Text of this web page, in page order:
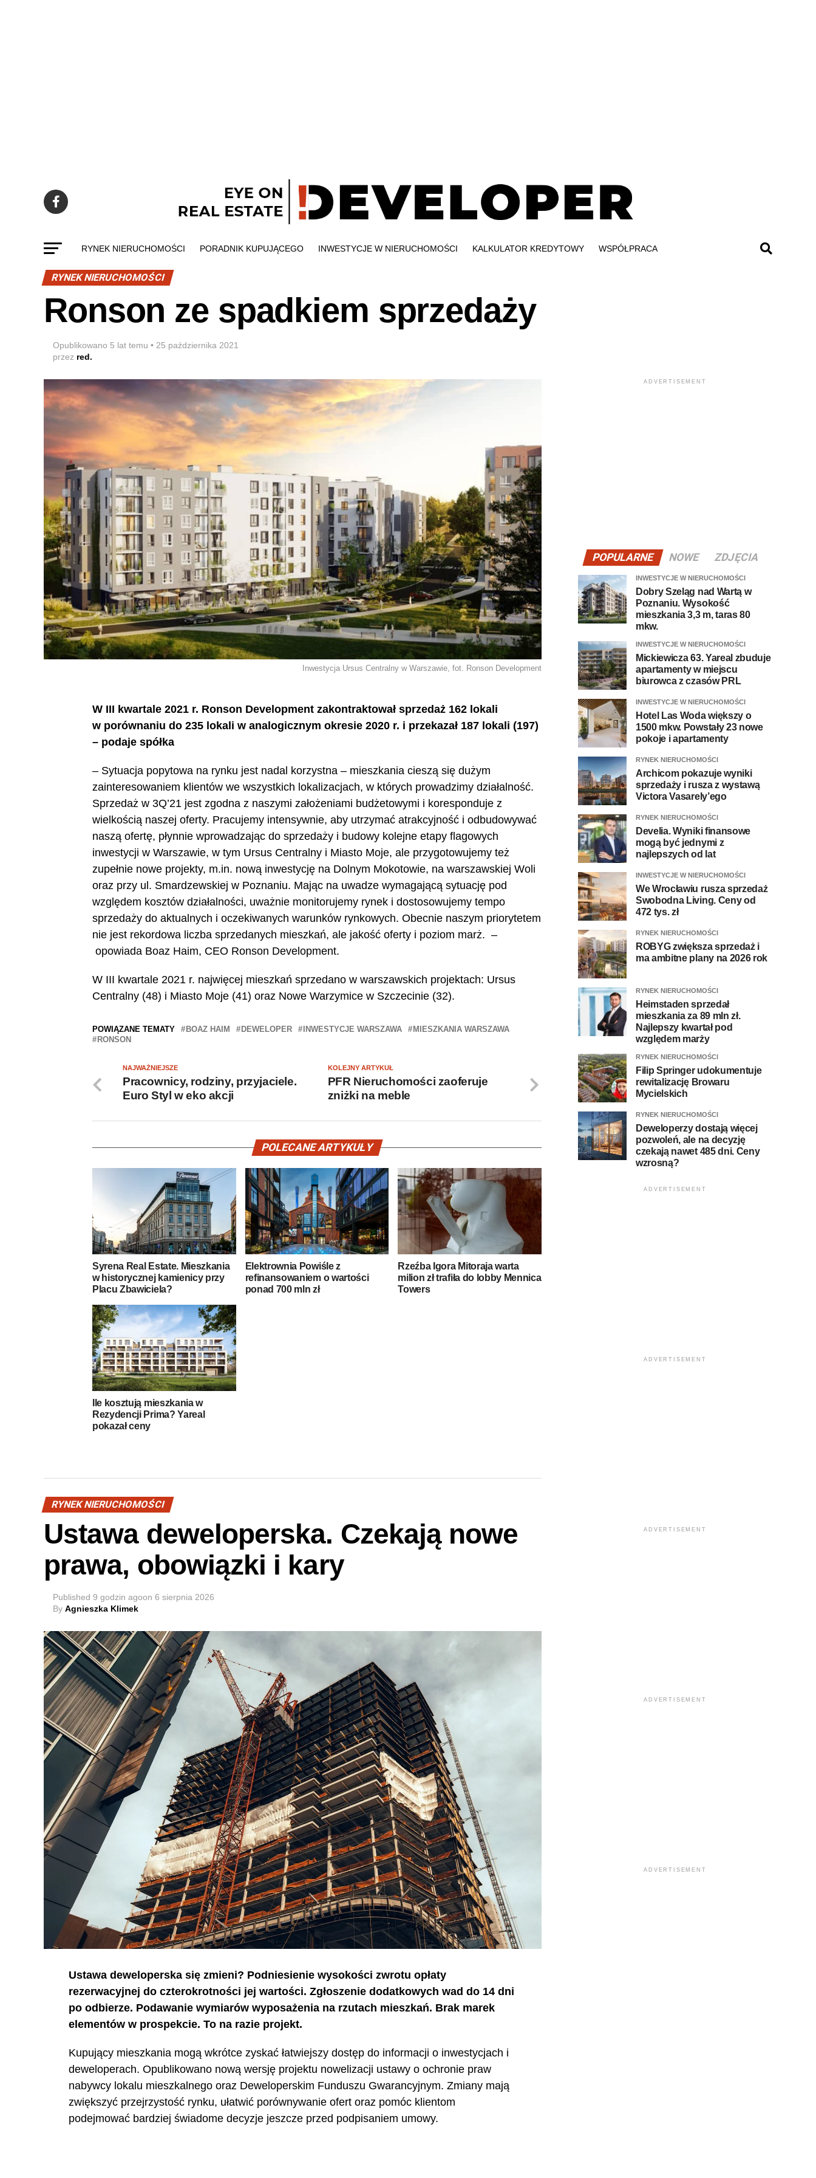
RYNEK NIERUCHOMOŚCI PORADNIK KUPUJĄCEGO INWESTYCJE W NIERUCHOMOŚCI KALKULATOR KREDYTOWY WSPÓŁPRACA
RYNEK NIERUCHOMOŚCI
Ronson ze spadkiem sprzedaży
Opublikowano 5 lat temu • 25 października 2021
przez red.
Inwestycja Ursus Centralny w Warszawie, fot. Ronson Development
W III kwartale 2021 r. Ronson Development zakontraktował sprzedaż 162 lokali
w porównaniu do 235 lokali w analogicznym okresie 2020 r. i przekazał 187 lokali (197)
– podaje spółka
– Sytuacja popytowa na rynku jest nadal korzystna – mieszkania cieszą się dużym
zainteresowaniem klientów we wszystkich lokalizacjach, w których prowadzimy działalność.
Sprzedaż w 3Q’21 jest zgodna z naszymi założeniami budżetowymi i koresponduje z
wielkością naszej oferty. Pracujemy intensywnie, aby utrzymać atrakcyjność i odbudowywać
naszą ofertę, płynnie wprowadzając do sprzedaży i budowy kolejne etapy flagowych
inwestycji w Warszawie, w tym Ursus Centralny i Miasto Moje, ale przygotowujemy też
zupełnie nowe projekty, m.in. nową inwestycję na Dolnym Mokotowie, na warszawskiej Woli
oraz przy ul. Smardzewskiej w Poznaniu. Mając na uwadze wymagającą sytuację pod
względem kosztów działalności, uważnie monitorujemy rynek i dostosowujemy tempo
sprzedaży do aktualnych i oczekiwanych warunków rynkowych. Obecnie naszym priorytetem
nie jest rekordowa liczba sprzedanych mieszkań, ale jakość oferty i poziom marż. –
opowiada Boaz Haim, CEO Ronson Development.
W III kwartale 2021 r. najwięcej mieszkań sprzedano w warszawskich projektach: Ursus
Centralny (48) i Miasto Moje (41) oraz Nowe Warzymice w Szczecinie (32).
POWIĄZANE TEMATY BOAZ HAIM DEWELOPER INWESTYCJE WARSZAWA
MIESZKANIA WARSZAWA
RONSON
KOLEJNY ARTYKUŁ
PFR Nieruchomości zaoferuje
zniżki na meble
NAJWAŻNIEJSZE
Pracownicy, rodziny, przyjaciele.
Euro Styl w eko akcji
POLECANE ARTYKUŁY
Syrena Real Estate. Mieszkania
w historycznej kamienicy przy
Placu Zbawiciela?
Elektrownia Powiśle z
refinansowaniem o wartości
ponad 700 mln zł
Rzeźba Igora Mitoraja warta
milion zł trafiła do lobby Mennica
Towers
Ile kosztują mieszkania w
Rezydencji Prima? Yareal
pokazał ceny
RYNEK NIERUCHOMOŚCI
Ustawa deweloperska. Czekają nowe
prawa, obowiązki i kary
Published 9 godzin agoon 6 sierpnia 2026
By Agnieszka Klimek
Ustawa deweloperska się zmieni? Podniesienie wysokości zwrotu opłaty
rezerwacyjnej do czterokrotności jej wartości. Zgłoszenie dodatkowych wad do 14 dni
po odbierze. Podawanie wymiarów wyposażenia na rzutach mieszkań. Brak marek
elementów w prospekcie. To na razie projekt.
Kupujący mieszkania mogą wkrótce zyskać łatwiejszy dostęp do informacji o inwestycjach i
deweloperach. Opublikowano nową wersję projektu nowelizacji ustawy o ochronie praw
nabywcy lokalu mieszkalnego oraz Deweloperskim Funduszu Gwarancyjnym. Zmiany mają
zwiększyć przejrzystość rynku, ułatwić porównywanie ofert oraz pomóc klientom
podejmować bardziej świadome decyzje jeszcze przed podpisaniem umowy.
ADVERTISEMENT
POPULARNE NOWE ZDJĘCIA
INWESTYCJE W NIERUCHOMOŚCI
Dobry Szeląg nad Wartą w
Poznaniu. Wysokość
mieszkania 3,3 m, taras 80
mkw.
INWESTYCJE W NIERUCHOMOŚCI
Mickiewicza 63. Yareal zbuduje
apartamenty w miejscu
biurowca z czasów PRL
INWESTYCJE W NIERUCHOMOŚCI
Hotel Las Woda większy o
1500 mkw. Powstały 23 nowe
pokoje i apartamenty
RYNEK NIERUCHOMOŚCI
Archicom pokazuje wyniki
sprzedaży i rusza z wystawą
Victora Vasarely’ego
RYNEK NIERUCHOMOŚCI
Develia. Wyniki finansowe
mogą być jednymi z
najlepszych od lat
INWESTYCJE W NIERUCHOMOŚCI
We Wrocławiu rusza sprzedaż
Swobodna Living. Ceny od
472 tys. zł
RYNEK NIERUCHOMOŚCI
ROBYG zwiększa sprzedaż i
ma ambitne plany na 2026 rok
RYNEK NIERUCHOMOŚCI
Heimstaden sprzedał
mieszkania za 89 mln zł.
Najlepszy kwartał pod
względem marży
RYNEK NIERUCHOMOŚCI
Filip Springer udokumentuje
rewitalizację Browaru
Mycielskich
RYNEK NIERUCHOMOŚCI
Deweloperzy dostają więcej
pozwoleń, ale na decyzję
czekają nawet 485 dni. Ceny
wzrosną?
ADVERTISEMENT
ADVERTISEMENT
ADVERTISEMENT
ADVERTISEMENT
ADVERTISEMENT